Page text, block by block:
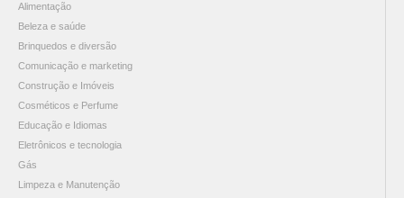
Alimentação
Beleza e saúde
Brinquedos e diversão
Comunicação e marketing
Construção e Imóveis
Cosméticos e Perfume
Educação e Idiomas
Eletrônicos e tecnologia
Gás
Limpeza e Manutenção